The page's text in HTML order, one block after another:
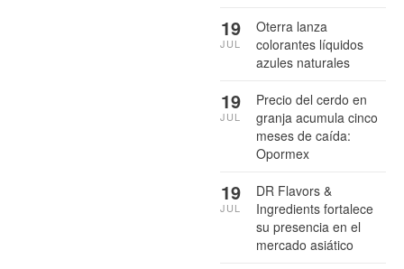
Oterra lanza
colorantes líquidos
azules naturales
19
JUL
Precio del cerdo en
granja acumula cinco
meses de caída:
Opormex
19
JUL
DR Flavors &
Ingredients fortalece
su presencia en el
mercado asiático
19
JUL